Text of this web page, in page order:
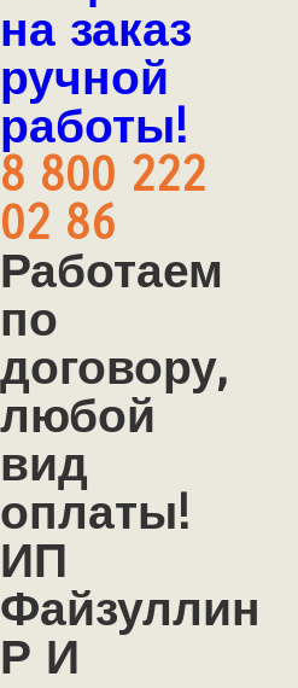
на заказ
ручной
работы!
8 800 222
02 86
Работаем
по
договору,
любой
вид
оплаты!
ИП
Файзуллин
Р И